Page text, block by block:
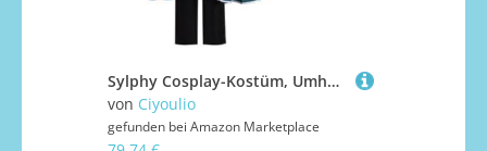
Sylphy Cosplay-Kostüm, Umhang, Mantel, Uniform, komplettes Set mit Perücke, Sylphy-Anime-Kostüm, Rollenspiel-Outfits, Halloween, Comic-Con-Performance, Verkleidungsanzug
von Ciyoulio
gefunden bei Amazon Marketplace